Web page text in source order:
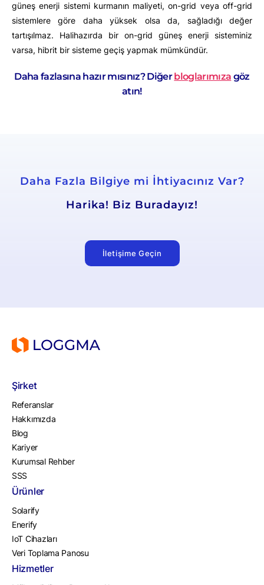
güneş enerji sistemi kurmanın maliyeti, on-grid veya off-grid
sistemlere göre daha yüksek olsa da, sağladığı değer
tartışılmaz. Halihazırda bir on-grid güneş enerji sisteminiz
varsa, hibrit bir sisteme geçiş yapmak mümkündür.
Daha fazlasına hazır mısınız? Diğerbloglarımıza göz
atın!
Daha Fazla Bilgiye mi İhtiyacınız Var?
Harika! Biz Buradayız!
İletişime Geçin
Şirket
Referanslar
Hakkımızda
Blog
Kariyer
Kurumsal Rehber
SSS
Ürünler
Solarify
Enerify
IoT Cihazları
Veri Toplama Panosu
Hizmetler